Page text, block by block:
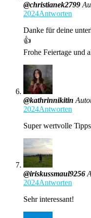
@christianek2799
2024Antworten
Danke für deine
👍
Frohe Feiertage und
@kathrinnikitin
2024Antworten
Super wertvolle
@iriskussmaul9256
2024Antworten
Sehr interessant!